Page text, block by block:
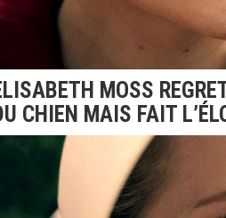
MOSS
CHIEN MAIS FAIT